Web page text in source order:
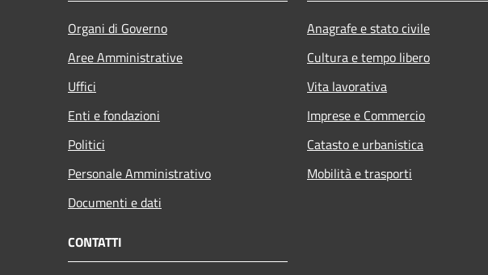
Organi di Governo
Aree Amministrative
Uffici
Enti e fondazioni
Politici
Personale Amministrativo
Documenti e dati
Anagrafe e stato civile
Cultura e tempo libero
Vita lavorativa
Imprese e Commercio
Catasto e urbanistica
Mobilità e trasporti
CONTATTI